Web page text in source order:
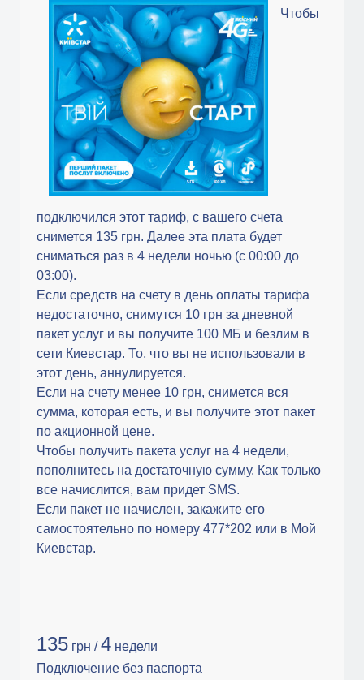
Чтобы
подключился этот тариф, с вашего счета
снимется 135 грн. Далее эта плата будет
сниматься раз в 4 недели ночью (с 00:00 до
03:00).
Если средств на счету в день оплаты тарифа
недостаточно, снимутся 10 грн за дневной
пакет услуг и вы получите 100 МБ и безлим в
сети Киевстар. То, что вы не использовали в
этот день, аннулируется.
Если на счету менее 10 грн, снимется вся
сумма, которая есть, и вы получите этот пакет
по акционной цене.
Чтобы получить пакета услуг на 4 недели,
пополнитесь на достаточную сумму. Как только
все начислится, вам придет SMS.
Если пакет не начислен, закажите его
самостоятельно по номеру 477*202 или в Мой
Киевстар.
135 грн /4 недели
Подключение без паспорта